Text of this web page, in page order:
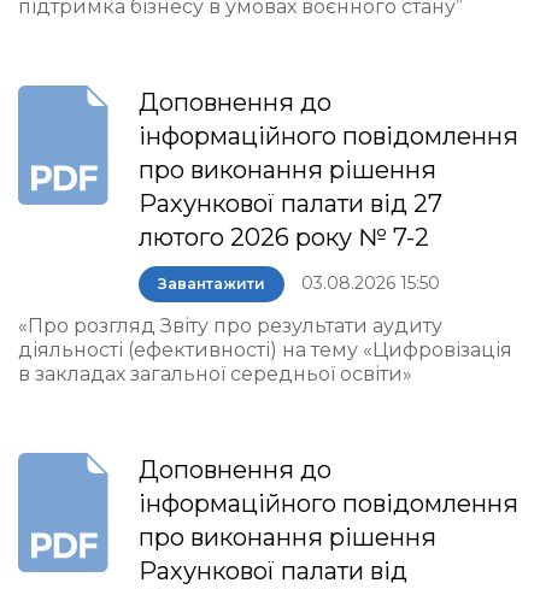
підтримка бізнесу в умовах воєнного стану”
Доповнення до
інформаційного повідомлення
про виконання рішення
Рахункової палати від 27
лютого 2026 року № 7-2
Завантажити 03.08.2026 15:50
«Про розгляд Звіту про результати аудиту
діяльності (ефективності) на тему «Цифровізація
в закладах загальної середньої освіти»
Доповнення до
інформаційного повідомлення
про виконання рішення
Рахункової палати від